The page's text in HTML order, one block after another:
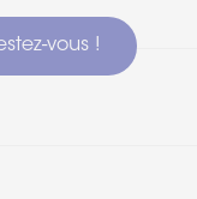
vous !